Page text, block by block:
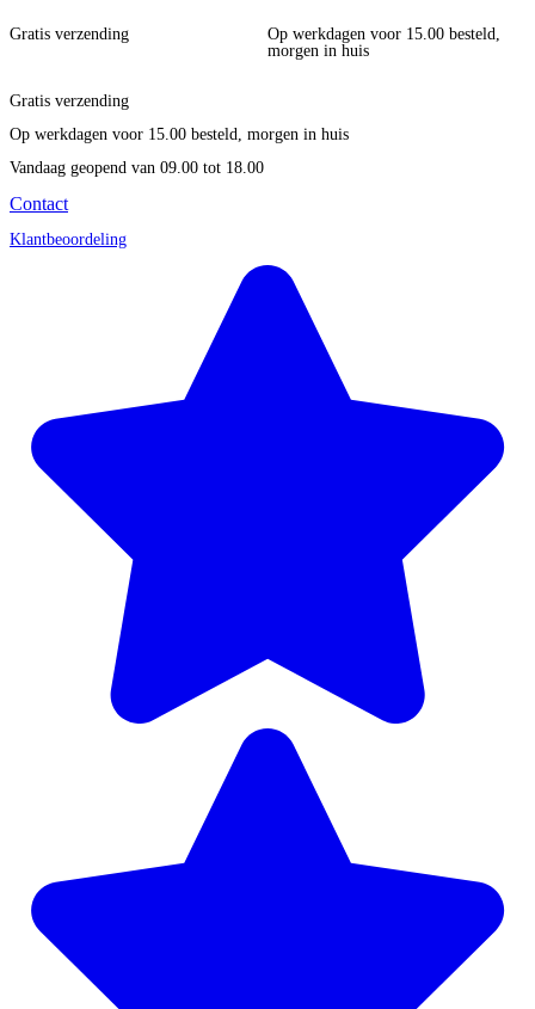
Gratis verzending
Op werkdagen voor 15.00 besteld,
morgen in huis
Gratis verzending
Op werkdagen voor 15.00 besteld, morgen in huis
Vandaag geopend van 09.00 tot 18.00
Contact
Klantbeoordeling